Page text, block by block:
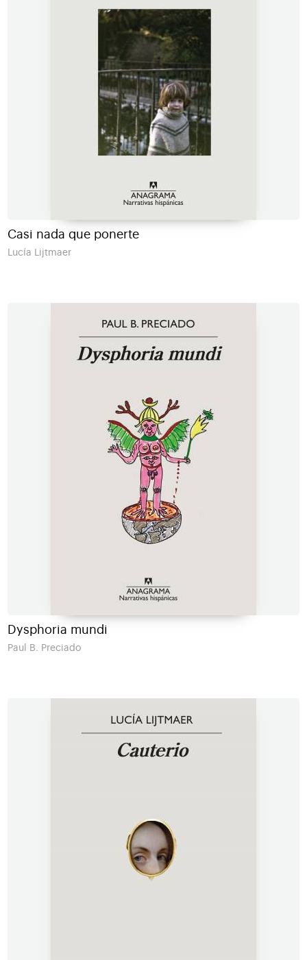
Casi nada que ponerte
Lucía Lijtmaer
Dysphoria mundi
Paul B. Preciado